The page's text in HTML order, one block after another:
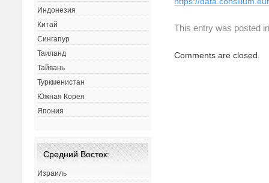
This entry was posted
Comments are closed.
Индонезия
Китай
Сингапур
Таиланд
Тайвань
Туркменистан
Южная Корея
Япония
Средний Восток:
Израиль